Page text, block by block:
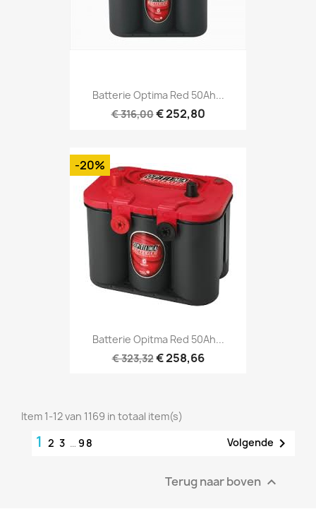
Batterie Optima Red 50Ah...
€ 316,00€ 252,80
Batterie Opitma Red 50Ah...
€ 323,32€ 258,66
-20%
Item 1-12 van 1169 in totaal item(s)
1 2 3 … 98 Volgende 
Terug naar boven 